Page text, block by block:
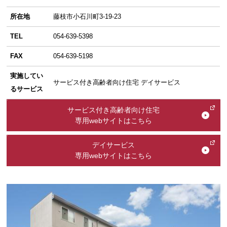
所在地 藤枝市小石川町3-19-23
TEL 054-639-5398
FAX 054-639-5198
実施してい
るサービス
サービス付き高齢者向け住宅 デイサービス
サービス付き高齢者向け住宅
専用webサイトはこちら
デイサービス
専用webサイトはこちら